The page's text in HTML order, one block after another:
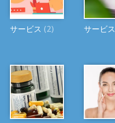
サービス (2) サービス